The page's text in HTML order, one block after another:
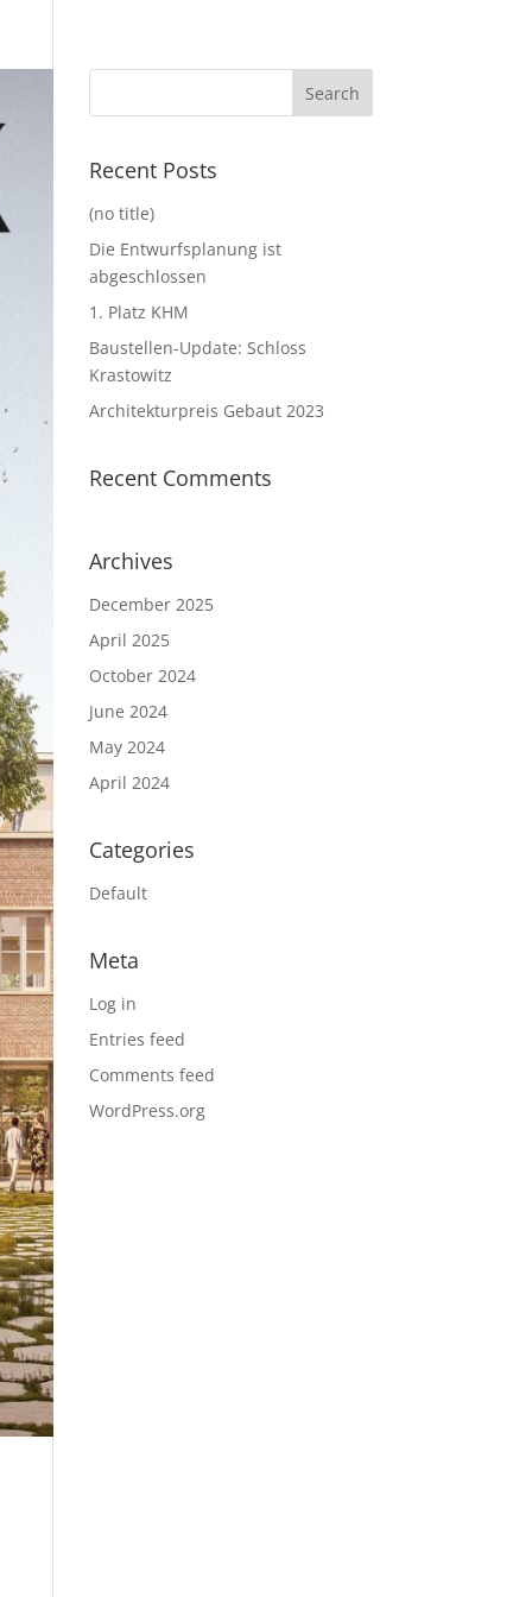
Recent Posts
(no title)
Die Entwurfsplanung ist
abgeschlossen
1. Platz KHM
Baustellen-Update: Schloss
Krastowitz
Architekturpreis Gebaut 2023
Recent Comments
Archives
December 2025
April 2025
October 2024
June 2024
May 2024
April 2024
Categories
Default
Meta
Log in
Entries feed
Comments feed
WordPress.org